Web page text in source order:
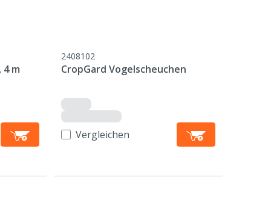
m
2408102
CropGard Vogelscheuchen
Vergleichen